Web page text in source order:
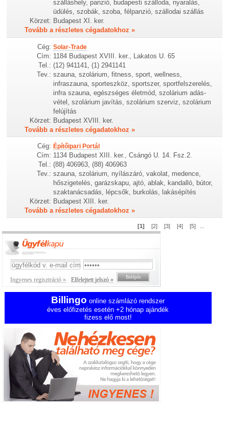
szálláshely, panzió, budapesti szálloda, nyaralás,
üdülés, szobák, szoba, félpanzió, szállodai szállás
Körzet: Budapest XI. ker.
Tovább a részletes cégadatokhoz »
Cég: Solar-Trade
Cím: 1184 Budapest XVIII. ker., Lakatos U. 65
Tel.: (12) 941141, (1) 2941141
Tev.: szauna, szolárium, fitness, sport, wellness,
infraszauna, sporteszköz, sportszer, sportfelszerelés,
infra szauna, egészséges életmód, szolárium adás-
vétel, szolárium javítás, szolárium szerviz, szolárium
felújítás
Körzet: Budapest XVIII. ker.
Tovább a részletes cégadatokhoz »
Cég: Építőipari Portál
Cím: 1134 Budapest XIII. ker., Csángó U. 14. Fsz.2.
Tel.: (88) 406963, (88) 406963
Tev.: szauna, szolárium, nyílászáró, vakolat, medence,
hőszigetelés, garázskapu, ajtó, ablak, kandalló, bútor,
szaktanácsadás, lépcsők, burkolás, lakásépítés
Körzet: Budapest XIII. ker.
Tovább a részletes cégadatokhoz »
[1] [2] [3] [4] [5]
Ingyenes regisztráció » Elfelejtett jelszó »
Billingo online számlázó rendszer
éves előfizetés esetén +2 hónap ajándék
fizess elő most!